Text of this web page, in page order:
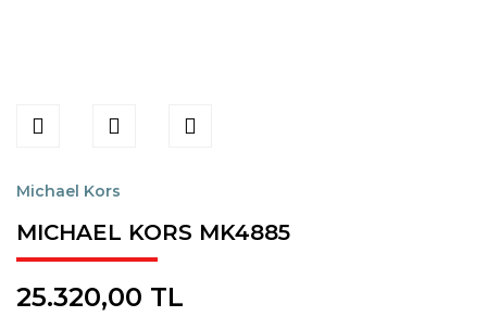
Michael Kors
MICHAEL KORS MK4885
25.320,00 TL